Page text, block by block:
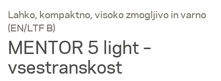
Lahko, kompaktno, visoko zmogljivo in varno
(EN/LTF B)
MENTOR 5 light –
vsestranskost